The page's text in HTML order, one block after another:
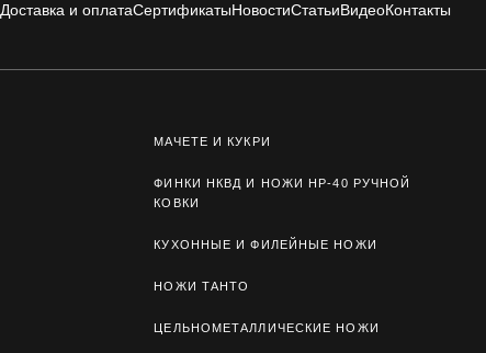
Доставка и оплатаСертификатыНовостиСтатьиВидеоКонтакты
МАЧЕТЕ И КУКРИ
ФИНКИ НКВД И НОЖИ НР-40 РУЧНОЙ
КОВКИ
КУХОННЫЕ И ФИЛЕЙНЫЕ НОЖИ
НОЖИ ТАНТО
ЦЕЛЬНОМЕТАЛЛИЧЕСКИЕ НОЖИ